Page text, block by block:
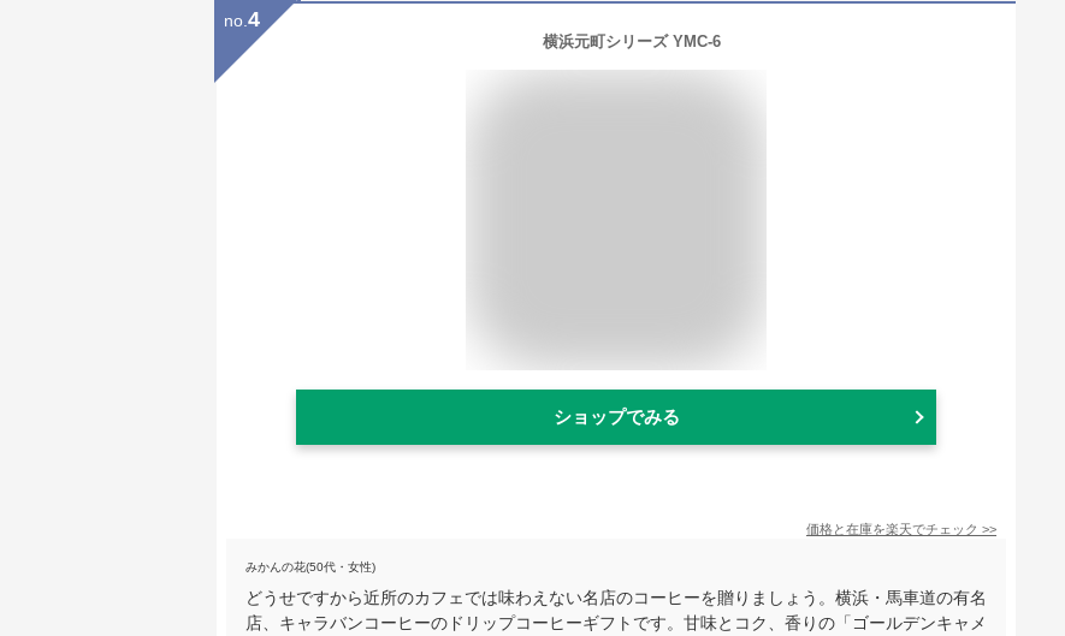
no. 4
横浜元町シリーズ YMC-6
ショップでみる
価格と在庫を楽天でチェック >>
みかんの花(50代・女性)
どうせですから近所のカフェでは味わえない名店のコーヒーを贈りましょう。横浜・馬車道の有名
店、キャラバンコーヒーのドリップコーヒーギフトです。甘味とコク、香りの「ゴールデンキャメ